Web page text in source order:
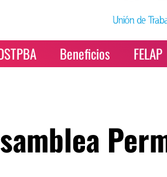
Beneficios FELAP